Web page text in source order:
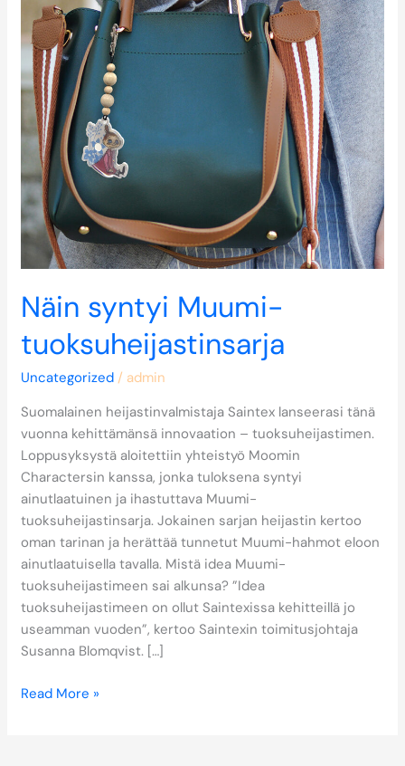
Näin syntyi Muumi-
tuoksuheijastinsarja
Uncategorized / admin
Suomalainen heijastinvalmistaja Saintex lanseerasi tänä
vuonna kehittämänsä innovaation – tuoksuheijastimen.
Loppusyksystä aloitettiin yhteistyö Moomin
Charactersin kanssa, jonka tuloksena syntyi
ainutlaatuinen ja ihastuttava Muumi-
tuoksuheijastinsarja. Jokainen sarjan heijastin kertoo
oman tarinan ja herättää tunnetut Muumi-hahmot eloon
ainutlaatuisella tavalla. Mistä idea Muumi-
tuoksuheijastimeen sai alkunsa? ”Idea
tuoksuheijastimeen on ollut Saintexissa kehitteillä jo
useamman vuoden”, kertoo Saintexin toimitusjohtaja
Susanna Blomqvist. […]
Read More »